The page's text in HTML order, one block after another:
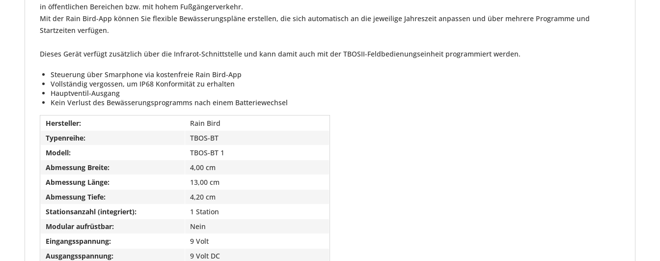
in öffentlichen Bereichen bzw. mit hohem Fußgängerverkehr.
Mit der Rain Bird-App können Sie flexible Bewässerungspläne erstellen, die sich automatisch an die jeweilige Jahreszeit anpassen und über mehrere Programme und
Startzeiten verfügen.
Dieses Gerät verfügt zusätzlich über die Infrarot-Schnittstelle und kann damit auch mit der TBOSII-Feldbedienungseinheit programmiert werden.
Steuerung über Smarphone via kostenfreie Rain Bird-App
Vollständig vergossen, um IP68 Konformität zu erhalten
Hauptventil-Ausgang
Kein Verlust des Bewässerungsprogramms nach einem Batteriewechsel
Hersteller:
Rain Bird
Typenreihe:
TBOS-BT
Modell:
TBOS-BT 1
Abmessung Breite:
4,00 cm
Abmessung Länge:
13,00 cm
Abmessung Tiefe:
4,20 cm
Stationsanzahl (integriert):
1 Station
Modular aufrüstbar:
Nein
Eingangsspannung:
9 Volt
Ausgangsspannung:
9 Volt DC